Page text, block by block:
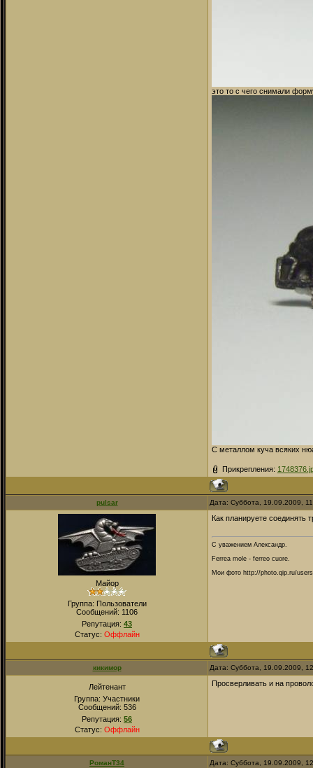
это то с чего снимали
С металлом куча всяких
Прикрепления:
pulsar Дата: Суббота, 19.09.2009,
Майор
Группа: Пользователи
Сообщений: 1106
Репутация: 43
Статус: Оффлайн
Как планируете соединять
С уважением Александр.
Ferrea mole - ferreo cuore.
Мои фото http://photo.qip.ru/
кикимор Дата: Суббота, 19.09.2009,
Лейтенант
Группа: Участники
Сообщений: 536
Репутация: 56
Статус: Оффлайн
Просверливать и на
РоманТ34 Дата: Суббота, 19.09.2009,